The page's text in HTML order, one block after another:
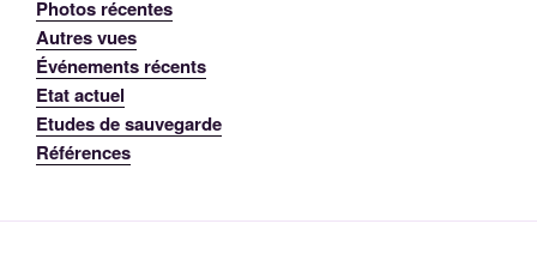
Photos récentes
Autres vues
Événements récents
Etat actuel
Etudes de sauvegarde
Références